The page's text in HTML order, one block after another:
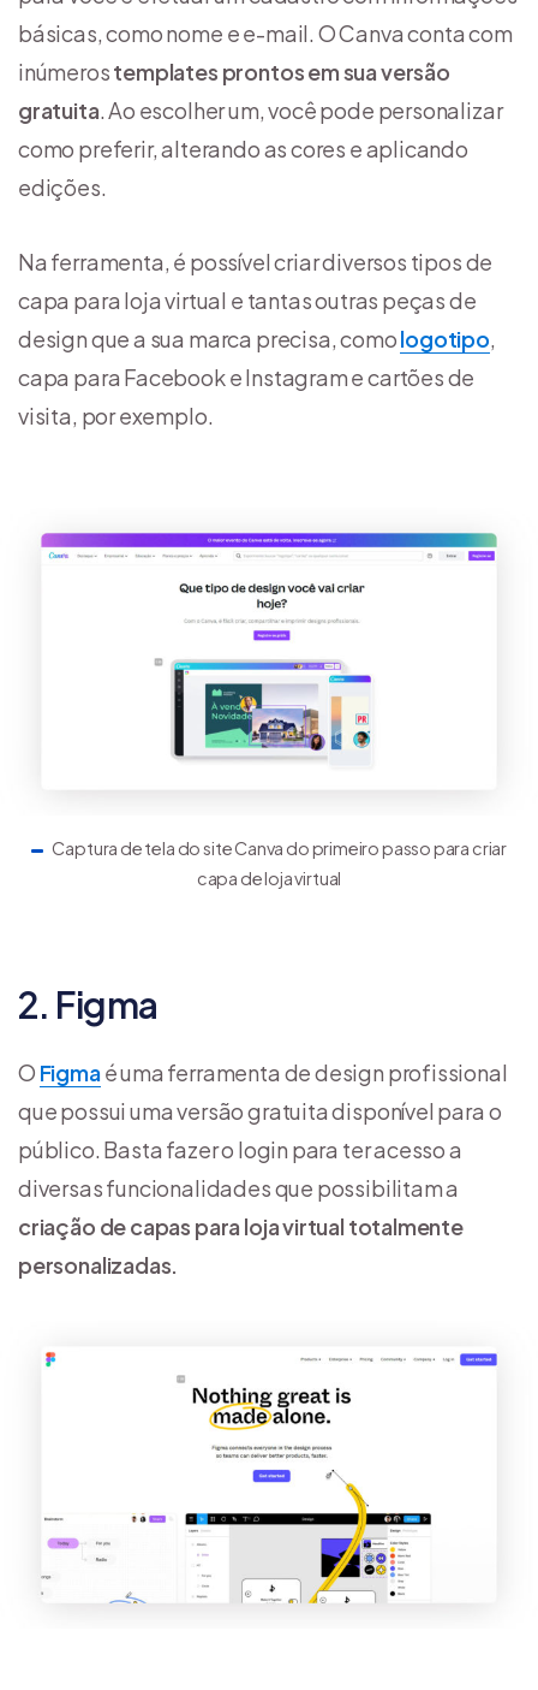
básicas, como nome e e-mail. O Canva conta com
inúmerostemplates prontos em sua versão
gratuita. Ao escolher um, você pode personalizar
como preferir, alterando as cores e aplicando
edições.
Na ferramenta, é possível criar diversos tipos de
capa para loja virtual e tantas outras peças de
design que a sua marca precisa, comologotipo,
capa para Facebook e Instagram e cartões de
visita, por exemplo.
Captura de tela do site Canva do primeiro passo para criar
capa de loja virtual
2. Figma
O Figmaé uma ferramenta de design profissional
que possui uma versão gratuita disponível para o
público. Basta fazer o login para ter acesso a
diversas funcionalidades que possibilitam a
criação de capas para loja virtual totalmente
personalizadas.